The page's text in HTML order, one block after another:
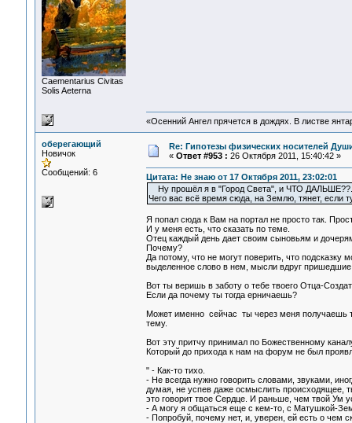
Сaementarius Civitas
Solis Aeterna
«Осенний Ангел прячется в дождях. В листве
оберегающий
Новичок
Сообщений: 6
Re: Гипотезы физических носителей
« Ответ #953 : 26 Октября 2011, 15:40:42 »
Цитата: Не знаю от 17 Октября 2011, 23:02:01
Ну прошёл я в "Город Света", и ЧТО ДАЛЬШЕ??..
Чего вас всё время сюда, на Землю, тянет, если
Я попал сюда к Вам на портал не просто так.
И у меня есть, что сказать по теме.
Отец каждый день дает своим сыновьям и
Почему?
Да потому, что не могут поверить, что
выделенное слово в нем, мысли вдруг
Вот ты веришь в заботу о тебе твоего Отца-
Если да почему ты тогда ерничаешь?
Может именно сейчас ты через меня получаешь
тему.
Вот эту притчу принимал по Божественному
Который до прихода к нам на форум не был
" - Как-то тихо.
- Не всегда нужно говорить словами, звуками,
думая, не успев даже осмыслить происходящее,
это говорит твое Сердце. И раньше, чем твой Ум
- А могу я общаться еще с кем-то, с Матушкой-
- Попробуй, почему нет, и, уверен, ей есть о чем